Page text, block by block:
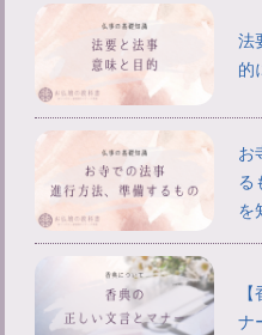
法
的
お
る
を
ナ